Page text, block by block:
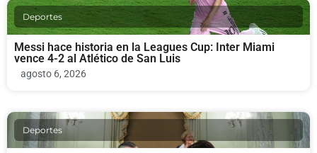
Deportes
Messi hace historia en la Leagues Cup: Inter Miami
vence 4-2 al Atlético de San Luis
agosto 6, 2026
Deportes